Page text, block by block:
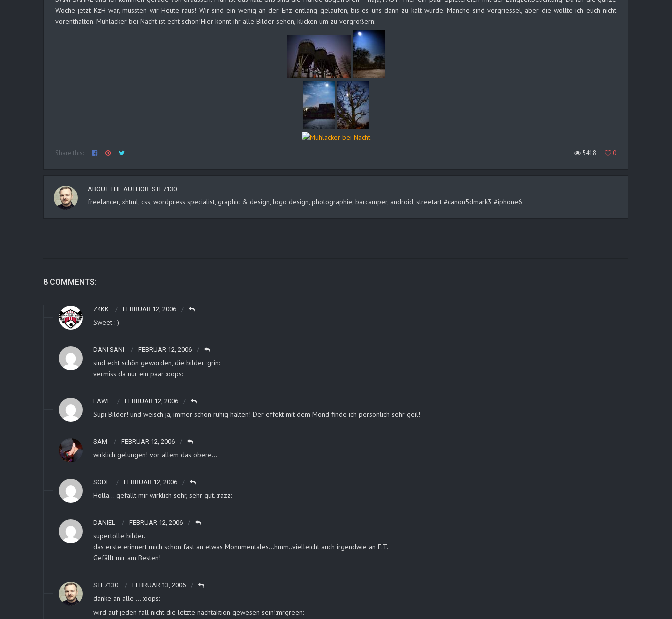
Woche jetzt KzH war, mussten wir Heute raus! Wir sind ein wenig an der Enz entlang gelaufen, bis es uns dann zu kalt wurde. Manche sind vergriessel, aber die wollte ich euch nicht
vorenthalten. Mühlacker bei Nacht ist echt schön!Hier könnt ihr alle Bilder sehen, klicken um zu vergrößern:
Share this: 5418 0
ABOUT THE AUTHOR: STE7130
freelancer, xhtml, css, wordpress specialist, graphic & design, logo design, photographie, barcamper, android, streetart #canon5dmark3 #iphone6
8 COMMENTS:
Z4KK FEBRUAR 12, 2006
Sweet :-)
DANI SANI FEBRUAR 12, 2006
sind echt schön geworden, die bilder :grin:
vermiss da nur ein paar :oops:
LAWE FEBRUAR 12, 2006
Supi Bilder! und weisch ja, immer schön ruhig halten! Der effekt mit dem Mond finde ich persönlich sehr geil!
SAM FEBRUAR 12, 2006
wirklich gelungen! vor allem das obere…
SODL FEBRUAR 12, 2006
Holla… gefällt mir wirklich sehr, sehr gut. :razz:
DANIEL FEBRUAR 12, 2006
supertolle bilder.
das erste erinnert mich schon fast an etwas Monumentales…hmm..vielleicht auch irgendwie an E.T.
Gefällt mir am Besten!
STE7130 FEBRUAR 13, 2006
danke an alle … :oops:
wird auf jeden fall nicht die letzte nachtaktion gewesen sein!:mrgreen: